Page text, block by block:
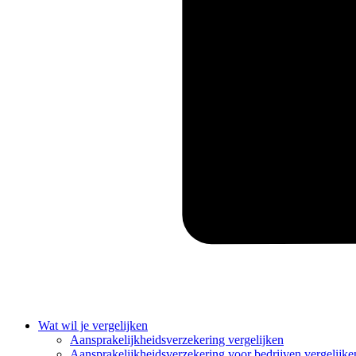
Wat wil je vergelijken
Aansprakelijkheidsverzekering vergelijken